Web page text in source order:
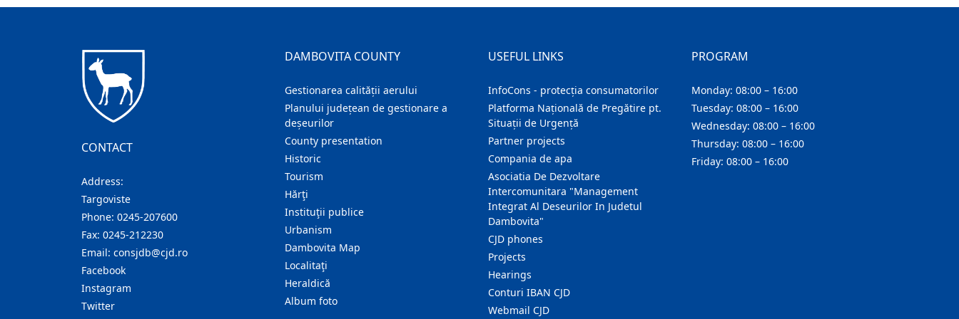
CONTACT
Address:
Targoviste
Phone: 0245-207600
Fax: 0245-212230
Email: consjdb@cjd.ro
Facebook
Instagram
Twitter
DAMBOVITA COUNTY
Gestionarea calității aerului
Planului județean de gestionare a
deșeurilor
County presentation
Historic
Tourism
Hărţi
Instituţii publice
Urbanism
Dambovita Map
Localitaţi
Heraldică
Album foto
USEFUL LINKS
InfoCons - protecția consumatorilor
Platforma Națională de Pregătire pt.
Situații de Urgență
Partner projects
Compania de apa
Asociatia De Dezvoltare
Intercomunitara "Management
Integrat Al Deseurilor In Judetul
Dambovita"
CJD phones
Projects
Hearings
Conturi IBAN CJD
Webmail CJD
PROGRAM
Monday: 08:00 – 16:00
Tuesday: 08:00 – 16:00
Wednesday: 08:00 – 16:00
Thursday: 08:00 – 16:00
Friday: 08:00 – 16:00